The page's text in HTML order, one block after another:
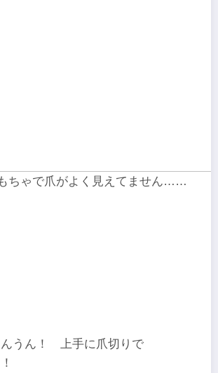
ちゃで爪がよく見えてません……
んうん！ 上手に爪切りで